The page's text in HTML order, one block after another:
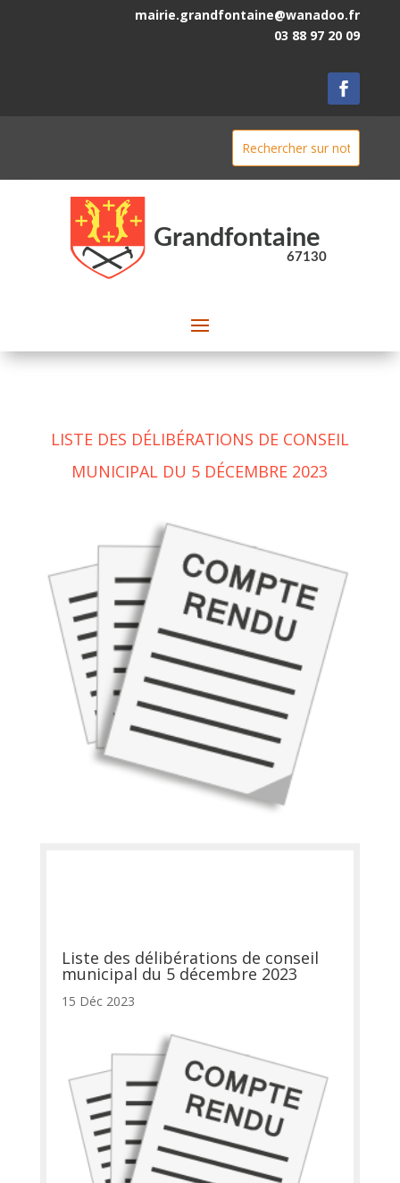
mairie.grandfontaine@wanadoo.fr
03 88 97 20 09
LISTE DES DÉLIBÉRATIONS DE CONSEIL
MUNICIPAL DU 5 DÉCEMBRE 2023
Liste des délibérations de conseil
municipal du 5 décembre 2023
15 Déc 2023